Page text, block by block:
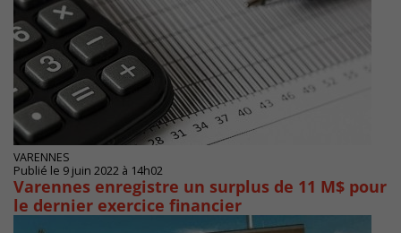
VARENNES
Publié le 9 juin 2022 à 14h02
Varennes enregistre un surplus de 11 M$ pour
le dernier exercice financier